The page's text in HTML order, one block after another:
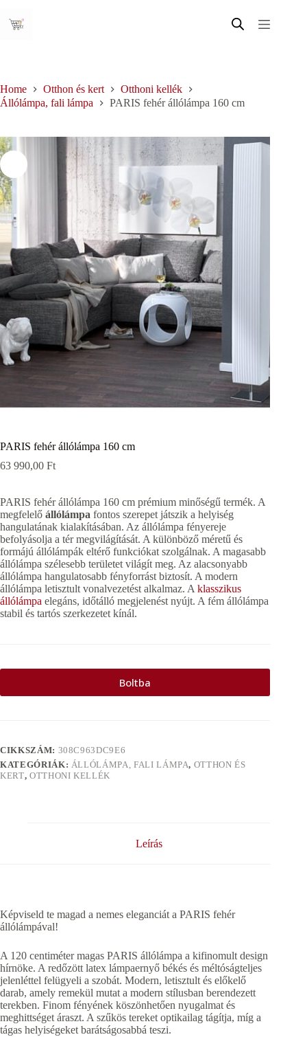
content
Home Otthon és kert
Otthoni kellék
Állólámpa, fali lámpa
PARIS fehér állólámpa 160 cm
PARIS fehér állólámpa 160 cm
63 990,00 Ft
PARIS fehér állólámpa 160 cm prémium minőségű termék. A
megfelelő állólámpa fontos szerepet játszik a helyiség
hangulatának kialakításában. Az állólámpa fényereje
befolyásolja a tér megvilágítását. A különböző méretű és
formájú állólámpák eltérő funkciókat szolgálnak. A magasabb
állólámpa szélesebb területet világít meg. Az alacsonyabb
állólámpa hangulatosabb fényforrást biztosít. A modern
állólámpa letisztult vonalvezetést alkalmaz. A klasszikus
állólámpa elegáns, időtálló megjelenést nyújt. A fém állólámpa
stabil és tartós szerkezetet kínál.
Boltba
CIKKSZÁM: 308C963DC9E6
KATEGÓRIÁK: ÁLLÓLÁMPA, FALI LÁMPA, OTTHON ÉS
KERT, OTTHONI KELLÉK
Leírás
Képviseld te magad a nemes eleganciát a PARIS fehér
állólámpával!
A 120 centiméter magas PARIS állólámpa a kifinomult design
hírnöke. A redőzött latex lámpaernyő békés és méltóságteljes
jelenléttel felügyeli a szobát. Modern, letisztult és előkelő
darab, amely remekül mutat a modern stílusban berendezett
terekben. Finom fényének köszönhetően nyugalmat és
meghittséget áraszt. A szűkös tereket optikailag tágítja, míg a
tágas helyiségeket barátságosabbá teszi.